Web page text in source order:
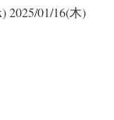
2025/01/16(木)